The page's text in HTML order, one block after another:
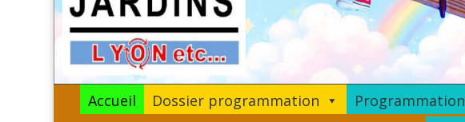
Accueil Dossier programmation Programmation